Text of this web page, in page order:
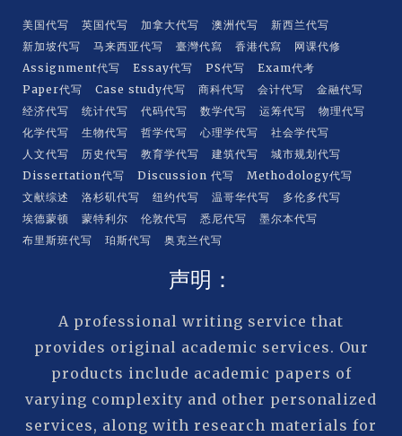
美国代写 英国代写 加拿大代写 澳洲代写
新西兰代写
新加坡代写
马来西亚代写 臺灣代寫 香港代寫
网课代修
Assignment代写
Essay代写 PS代写
Exam代考
Paper代写
Case study代写 商科代写 会计代写
金融代写
经济代写
统计代写 代码代写 数学代写 运筹代写
物理代写
化学代写
生物代写 哲学代写 心理学代写
社会学代写
人文代写
历史代写 教育学代写 建筑代写
城市规划代写
Dissertation代写
Discussion 代写
Methodology代写
文献综述
洛杉矶代写 纽约代写 温哥华代写
多伦多代写
埃德蒙顿
蒙特利尔 伦敦代写 悉尼代写
墨尔本代写
布里斯班代写
珀斯代写 奥克兰代写
声明：
A professional writing service that
provides original academic services. Our
products include academic papers of
varying complexity and other personalized
services, along with research materials for